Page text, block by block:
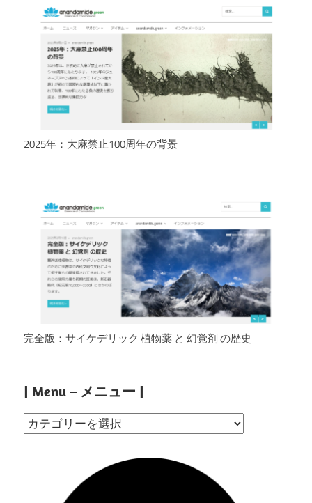
2025年：大麻禁止100周年の背景
完全版：サイケデリック 植物薬 と 幻覚剤 の歴史
| Menu – メニュー |